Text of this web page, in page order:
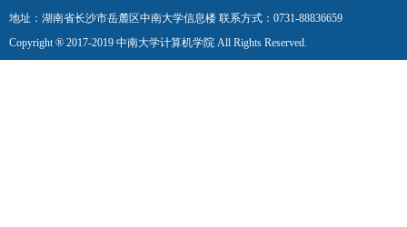
地址：湖南省长沙市岳麓区中南大学信息楼 联系方式：0731-88836659
Copyright ® 2017-2019 中南大学计算机学院 All Rights Reserved.